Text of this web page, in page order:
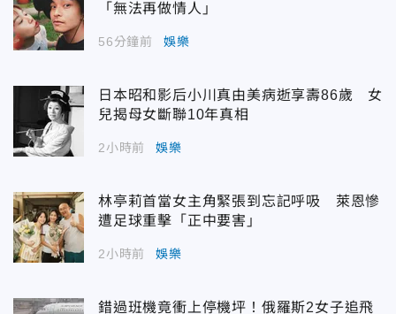
「無法再做情人」
56分鐘前 娛樂
日本昭和影后小川真由美病逝享壽86歲 女
兒揭母女斷聯10年真相
2小時前 娛樂
林亭莉首當女主角緊張到忘記呼吸 萊恩慘
遭足球重擊「正中要害」
2小時前 娛樂
錯過班機竟衝上停機坪！俄羅斯2女子追飛